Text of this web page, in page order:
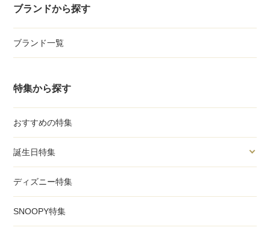
ブランドから探す
ブランド一覧
特集から探す
おすすめの特集
誕生日特集
ディズニー特集
SNOOPY特集